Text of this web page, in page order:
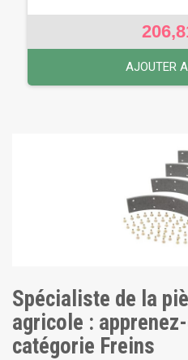
AJOUTER
Spécialiste de la
agricole :
catégorie Freins